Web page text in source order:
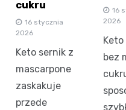
cukru
16 stycznia
2026
Keto sernik z
mascarpone
zaskakuje
przede
16
2026
bez